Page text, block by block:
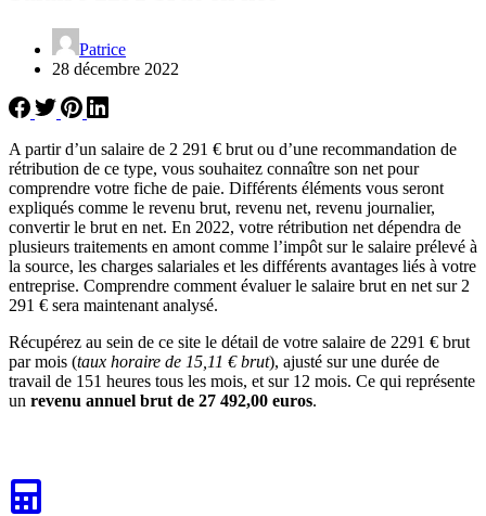
Patrice
28 décembre 2022
A partir d’un salaire de 2 291 € brut ou d’une recommandation de
rétribution de ce type, vous souhaitez connaître son net pour
comprendre votre fiche de paie. Différents éléments vous seront
expliqués comme le revenu brut, revenu net, revenu journalier,
convertir le brut en net. En 2022, votre rétribution net dépendra de
plusieurs traitements en amont comme l’impôt sur le salaire prélevé à
la source, les charges salariales et les différents avantages liés à votre
entreprise. Comprendre comment évaluer le salaire brut en net sur 2
291 € sera maintenant analysé.
Récupérez au sein de ce site le détail de votre salaire de 2291 € brut
par mois (taux horaire de 15,11 € brut), ajusté sur une durée de
travail de 151 heures tous les mois, et sur 12 mois. Ce qui représente
un revenu annuel brut de 27 492,00 euros.